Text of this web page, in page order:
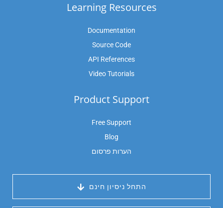
Learning Resources
Documentation
Source Code
API References
Video Tutorials
Product Support
Free Support
Blog
הערות פרסום
התחל ניסיון חינם